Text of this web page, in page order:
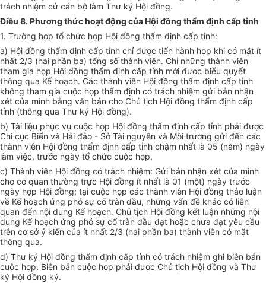
trách nhiệm cử cán bộ làm Thư ký Hội đồng.
Điều 8. Phương thức hoạt động của Hội đồng thẩm định cấp tỉnh
1. Trường hợp tổ chức họp Hội đồng thẩm định cấp tỉnh:
a) Hội đồng thẩm định cấp tỉnh chỉ được tiến hành họp khi có mặt ít
nhất 2/3 (hai phần ba) tổng số thành viên. Chỉ những thành viên
tham gia họp Hội đồng thẩm định cấp tỉnh mới được biểu quyết
thông qua Kế hoạch. Các thành viên Hội đồng thẩm định cấp tỉnh
không tham gia cuộc họp thẩm định có trách nhiệm gửi bản nhận
xét của mình bằng văn bản cho Chủ tịch Hội đồng thẩm định cấp
tỉnh (thông qua Thư ký Hội đồng).
b) Tài liệu phục vụ cuộc họp Hội đồng thẩm định cấp tỉnh phải được
Chi cục Biển và Hải đảo - Sở Tài nguyên và Môi trường gửi đến các
thành viên Hội đồng thẩm định cấp tỉnh chậm nhất là 05 (năm) ngày
làm việc, trước ngày tổ chức cuộc họp.
c) Thành viên Hội đồng có trách nhiệm: Gửi bản nhận xét của mình
cho cơ quan thường trực Hội đồng ít nhất là 01 (một) ngày trước
ngày họp Hội đồng; tại cuộc họp các thành viên Hội đồng thảo luận
về Kế hoạch ứng phó sự cố tràn dầu, những vấn đề khác có liên
quan đến nội dung Kế hoạch. Chủ tịch Hội đồng kết luận những nội
dung Kế hoạch ứng phó sự cố tràn dầu đạt hoặc chưa đạt yêu cầu
trên cơ sở ý kiến của ít nhất 2/3 (hai phần ba) thành viên có mặt
thông qua.
d) Thư ký Hội đồng thẩm định cấp tỉnh có trách nhiệm ghi biên bản
cuộc họp. Biên bản cuộc họp phải được Chủ tịch Hội đồng và Thư
ký Hội đồng ký.